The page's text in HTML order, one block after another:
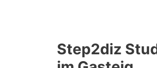
Step2diz